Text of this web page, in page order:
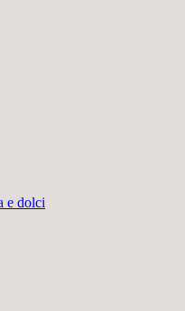
e dolci